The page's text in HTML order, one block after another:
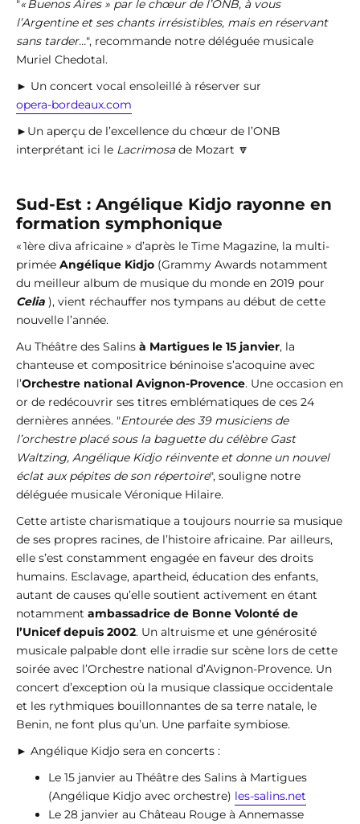
"« Buenos Aires » par le chœur de l’ONB, à vous
l’Argentine et ses chants irrésistibles, mais en réservant
sans tarder…", recommande notre déléguée musicale
Muriel Chedotal.
► Un concert vocal ensoleillé à réserver sur
opera-bordeaux.com
►Un aperçu de l’excellence du chœur de l’ONB
interprétant ici le Lacrimosade Mozart 🔽
Sud-Est : Angélique Kidjo rayonne en
formation symphonique
« 1ère diva africaine » d’après le Time Magazine, la multi-
primée Angélique Kidjo (Grammy Awards notamment
du meilleur album de musique du monde en 2019 pour
Celia ), vient réchauffer nos tympans au début de cette
nouvelle l’année.
Au Théâtre des Salins à Martigues le 15 janvier, la
chanteuse et compositrice béninoise s’acoquine avec
l’Orchestre national Avignon-Provence. Une occasion en
or de redécouvrir ses titres emblématiques de ces 24
dernières années. "Entourée des 39 musiciens de
l’orchestre placé sous la baguette du célèbre Gast
Waltzing, Angélique Kidjo réinvente et donne un nouvel
éclat aux pépites de son répertoire", souligne notre
déléguée musicale Véronique Hilaire.
Cette artiste charismatique a toujours nourrie sa musique
de ses propres racines, de l’histoire africaine. Par ailleurs,
elle s’est constamment engagée en faveur des droits
humains. Esclavage, apartheid, éducation des enfants,
autant de causes qu’elle soutient activement en étant
notamment ambassadrice de Bonne Volonté de
l’Unicef depuis 2002. Un altruisme et une générosité
musicale palpable dont elle irradie sur scène lors de cette
soirée avec l’Orchestre national d’Avignon-Provence. Un
concert d’exception où la musique classique occidentale
et les rythmiques bouillonnantes de sa terre natale, le
Benin, ne font plus qu’un. Une parfaite symbiose.
► Angélique Kidjo sera en concerts :
Le 15 janvier au Théâtre des Salins à Martigues
(Angélique Kidjo avec orchestre) les-salins.net
Le 28 janvier au Château Rouge à Annemasse